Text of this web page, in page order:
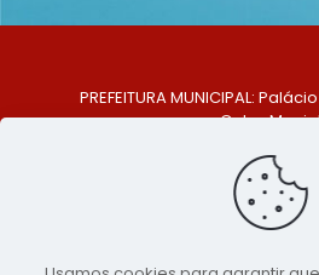
PREFEITURA MUNICIPAL:
Celso
Centro, São Bento do Una -
TELEFONE: (81)
E-MAIL: